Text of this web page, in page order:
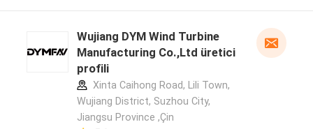
Wujiang DYM Wind Turbine
Manufacturing Co.,Ltd üretici
profili
Xinta Caihong Road, Lili Town,
Wujiang District, Suzhou City,
Jiangsu Province ,Çin